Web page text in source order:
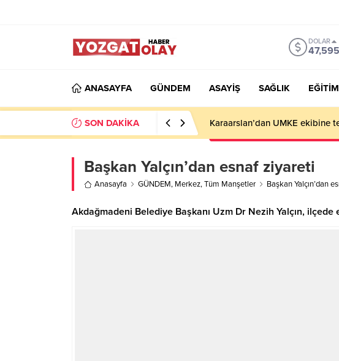
DOLAR
ANASAYFA GÜNDEM ASAYİŞ SAĞLIK EĞİTİM
SON DAKİKA Karaarslan’dan UMKE ekibine
Başkan Yalçın’dan esnaf ziyareti
Anasayfa GÜNDEM, Merkez,Tüm Manşetler Başkan Yalçın’dan
Akdağmadeni Belediye Başkanı Uzm Dr Nezih Yalçın,